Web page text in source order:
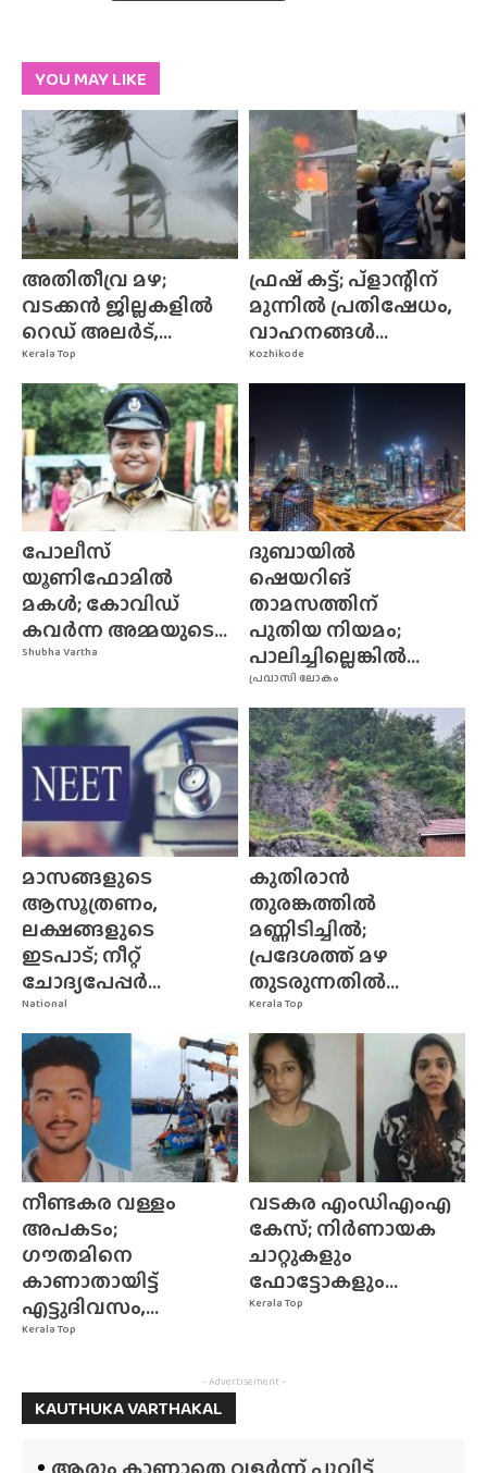
YOU MAY LIKE
Kerala Top
അതിതീവ്ര മഴ;
വടക്കൻ ജില്ലകളിൽ
റെഡ് അലർട്,...
Kozhikode
ഫ്രഷ് കട്ട്; പ്ളാന്റിന്
മുന്നിൽ പ്രതിഷേധം,
വാഹനങ്ങൾ...
Shubha Vartha
പോലീസ്
യൂണിഫോമിൽ
മകൾ; കോവിഡ്
കവർന്ന അമ്മയുടെ...
പ്രവാസി ലോകം
ദുബായിൽ
ഷെയറിങ്
താമസത്തിന്
പുതിയ നിയമം;
പാലിച്ചില്ലെങ്കിൽ...
National
മാസങ്ങളുടെ
ആസൂത്രണം,
ലക്ഷങ്ങളുടെ
ഇടപാട്; നീറ്റ്
ചോദ്യപേപ്പർ...
Kerala Top
കുതിരാൻ
തുരങ്കത്തിൽ
മണ്ണിടിച്ചിൽ;
പ്രദേശത്ത് മഴ
തുടരുന്നതിൽ...
Kerala Top
നീണ്ടകര വള്ളം
അപകടം;
ഗൗതമിനെ
കാണാതായിട്ട്
എട്ടുദിവസം,...
Kerala Top
വടകര എംഡിഎംഎ
കേസ്; നിർണായക
ചാറ്റുകളും
ഫോട്ടോകളും...
- Advertisement -
KAUTHUKA VARTHAKAL